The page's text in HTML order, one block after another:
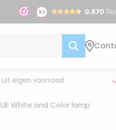
uit eigen voorraad
White and Color lamp